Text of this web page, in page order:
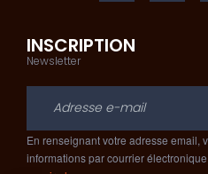
INSCRIPTION
Newsletter
En renseignant votre adresse email,
informations par courrier